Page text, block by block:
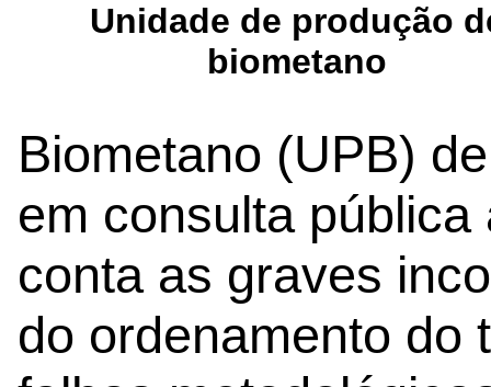
Unidade de produção
biometano
Biometano (UPB)
em consulta pública
conta as graves
do ordenamento do